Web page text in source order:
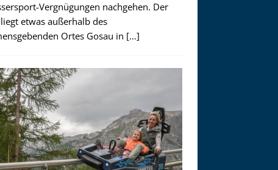
Vergnügungen nachgehen. Der
liegt etwas außerhalb des
Ortes Gosau in […]